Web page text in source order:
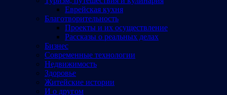
Еврейская кухня
Благотворительность
Проекты и их осуществление
Рассказы о реальных делах
Бизнес
Современные технологии
Недвижимость
Здоровье
Житейские истории
И о другом